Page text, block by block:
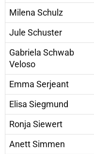
Milena Schulz
Jule Schuster
Gabriela Schwab
Veloso
Emma Serjeant
Elisa Siegmund
Ronja Siewert
Anett Simmen